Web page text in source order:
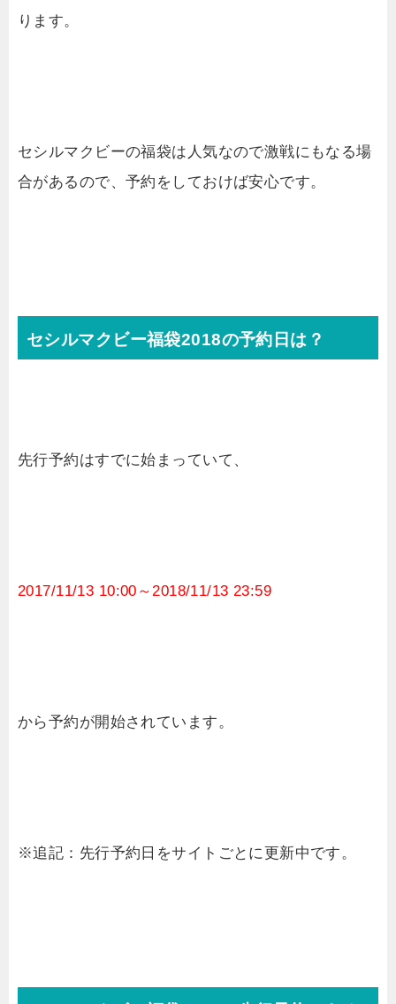
ります。
セシルマクビーの福袋は人気なので激戦にもなる場
合があるので、予約をしておけば安心です。
セシルマクビー福袋2018の予約日は？
先行予約はすでに始まっていて、
2017/11/13 10:00～2018/11/13 23:59
から予約が開始されています。
※追記：先行予約日をサイトごとに更新中です。